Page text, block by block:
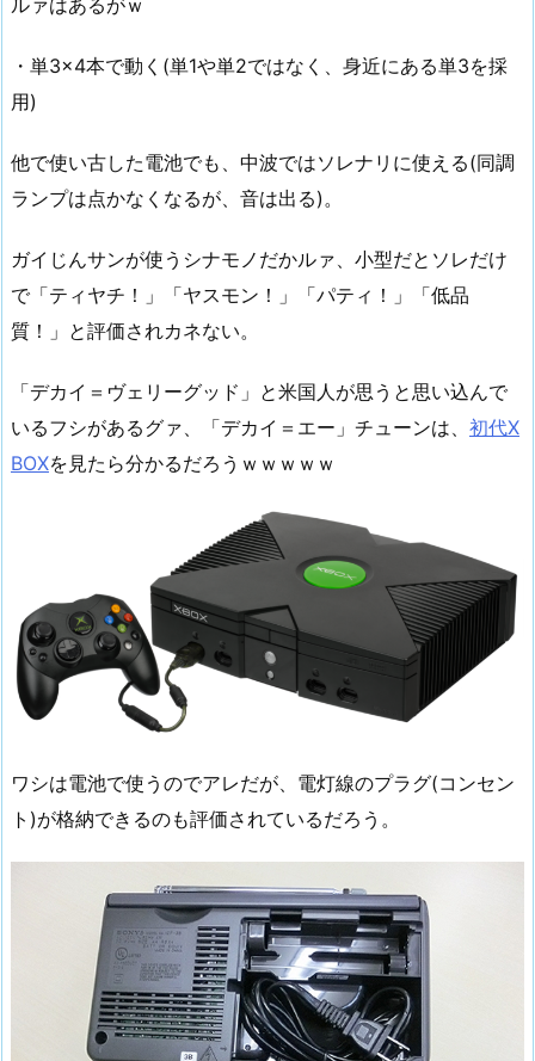
ルァはあるがｗ
・単3×4本で動く(単1や単2ではなく、身近にある単3を採
用)
他で使い古した電池でも、中波ではソレナリに使える(同調
ランプは点かなくなるが、音は出る)。
ガイじんサンが使うシナモノだかルァ、小型だとソレだけ
で「ティヤチ！」「ヤスモン！」「パティ！」「低品
質！」と評価されカネない。
「デカイ＝ヴェリーグッド」と米国人が思うと思い込んで
いるフシがあるグァ、「デカイ＝エー」チューンは、 初代X
BOXを見たら分かるだろうｗｗｗｗｗ
ワシは電池で使うのでアレだが、電灯線のプラグ(コンセン
ト)が格納できるのも評価されているだろう。